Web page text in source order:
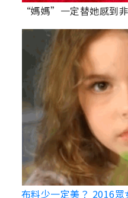
“媽媽”一定替她感到
布料少一定美？ 2016